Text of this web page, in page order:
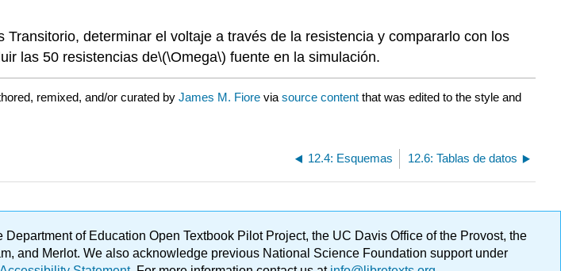
determinar el voltaje a través de la resistencia y compararlo con los
las 50 resistencias de\(\Omega\) fuente en la simulación.
remixed, and/or curated by James M. Fiore via source content that was edited to the style and
12.4: Esquemas 12.6: Tablas de datos
Department of Education Open Textbook Pilot Project, the UC Davis Office of the Provost, the
and Merlot. We also acknowledge previous National Science Foundation support under